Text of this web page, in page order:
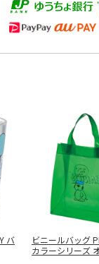
バ
ビニールバッグ
カラーシリーズ